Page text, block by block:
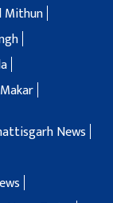
Mithun
News